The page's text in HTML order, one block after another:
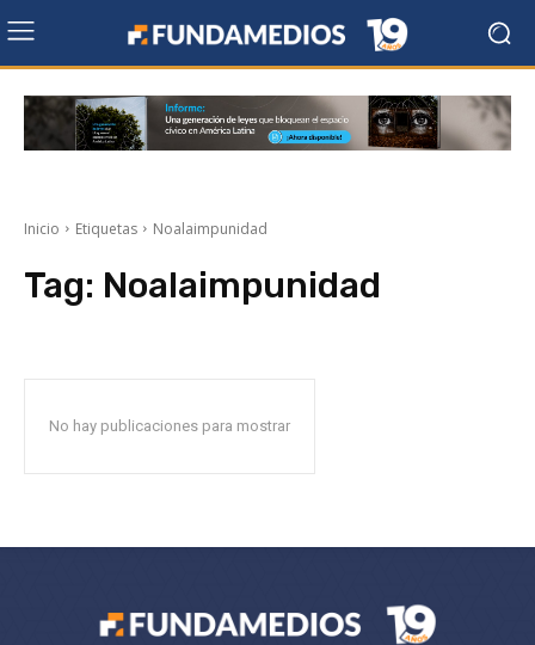
Inicio Etiquetas Noalaimpunidad
Tag: Noalaimpunidad
No hay publicaciones para mostrar